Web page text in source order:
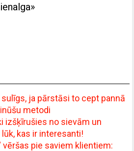
ja pārstāsi to cept pannā
metodi
izšķīrušies no sievām un
kas ir interesanti!
vēršas pie saviem klientiem: